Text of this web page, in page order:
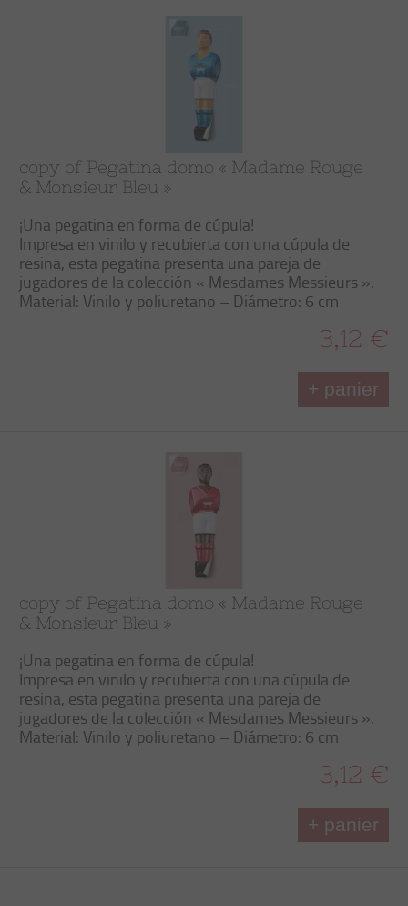
copy of Pegatina domo « Madame Rouge
& Monsieur Bleu »
¡Una pegatina en forma de cúpula!
Impresa en vinilo y recubierta con una cúpula de
resina, esta pegatina presenta una pareja de
jugadores de la colección « Mesdames Messieurs ».
Material: Vinilo y poliuretano – Diámetro: 6 cm
3,12 €
+ panier
copy of Pegatina domo « Madame Rouge
& Monsieur Bleu »
¡Una pegatina en forma de cúpula!
Impresa en vinilo y recubierta con una cúpula de
resina, esta pegatina presenta una pareja de
jugadores de la colección « Mesdames Messieurs ».
Material: Vinilo y poliuretano – Diámetro: 6 cm
3,12 €
+ panier